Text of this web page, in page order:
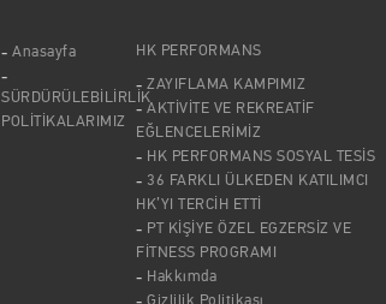
Anasayfa
SÜRDÜRÜLEBİLİRLİK
POLİTİKALARIMIZ
HK PERFORMANS
ZAYIFLAMA KAMPIMIZ
AKTİVİTE VE REKREATİF
EĞLENCELERİMİZ
HK PERFORMANS SOSYAL TESİS
36 FARKLI ÜLKEDEN KATILIMCI
HK’YI TERCİH ETTİ
PT KİŞİYE ÖZEL EGZERSİZ VE
FİTNESS PROGRAMI
Hakkımda